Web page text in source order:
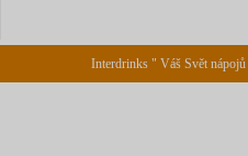
Interdrinks " Váš Svět